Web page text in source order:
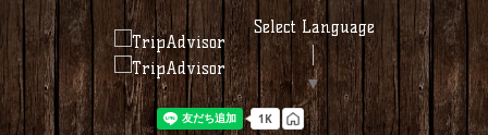
Select Language
▼